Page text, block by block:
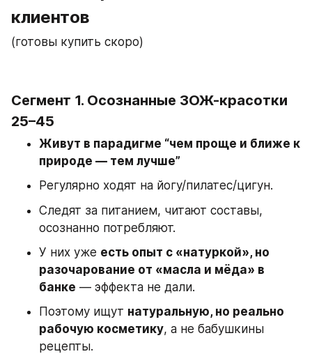
клиентов
(готовы купить скоро)
Сегмент 1. Осознанные ЗОЖ-красотки
25–45
Живут в парадигме “чем проще и ближе к
природе — тем лучше”
Регулярно ходят на йогу/пилатес/цигун.
Следят за питанием, читают составы,
осознанно потребляют.
У них уже есть опыт с «натуркой», но
разочарование от «масла и мёда» в
банке — эффекта не дали.
Поэтому ищут натуральную, но реально
рабочую косметику, а не бабушкины
рецепты.